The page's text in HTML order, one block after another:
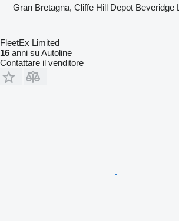
Gran Bretagna, Cliffe Hill Depot Beveridge
FleetEx Limited
16 anni su Autoline
Contattare il venditore